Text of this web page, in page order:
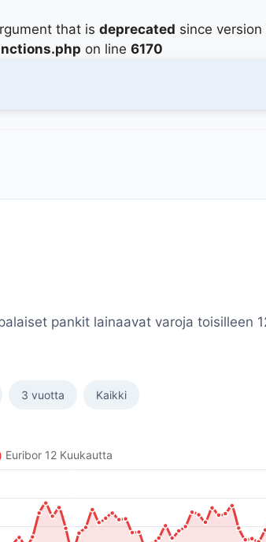
that is deprecated since
on line 6170
pankit lainaavat varoja toisilleen
3 vuotta Kaikki